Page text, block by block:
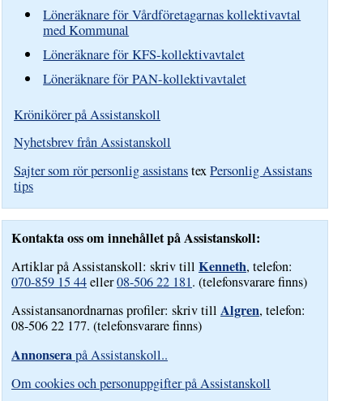
Löneräknare för Vårdföretagarnas kollektivavtal
med Kommunal
Löneräknare för KFS-kollektivavtalet
Löneräknare för PAN-kollektivavtalet
Krönikörer på Assistanskoll
Nyhetsbrev från Assistanskoll
Sajter som rör personlig assistanstexPersonlig Assistans
tips
Kontakta oss om innehållet på Assistanskoll:
Artiklar på Assistanskoll: skriv tillKenneth, telefon:
070-859 15 44eller08-506 22 181. (telefonsvarare finns)
Assistansanordnarnas profiler: skriv tillAlgren, telefon:
08-506 22 177. (telefonsvarare finns)
Annonserapå Assistanskoll..
Om cookies och personuppgifter på Assistanskoll